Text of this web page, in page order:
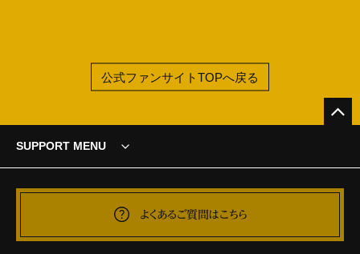
公式ファンサイトTOPへ戻る
SUPPORT MENU
よくあるご質問はこちら